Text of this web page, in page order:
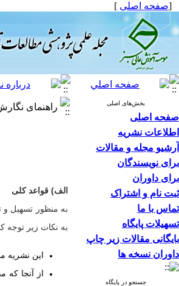
[صفحه اصلی ]
بخش‌های اصلی
صفحه اصلی
اطلاعات نشریه
آرشیو مجله و مقالات
برای نویسندگان
برای داوران
ثبت نام و اشتراک
تماس با ما
تسهیلات پایگاه
بایگانی مقالات زیر چاپ
داوران نسخه ها
جستجو در پایگاه
راهنمای
الف) قواعد کلی
به منظور تسهیل و
به نکات زیر توجه
این نشریه
از آنجا که